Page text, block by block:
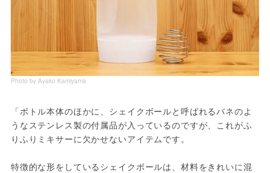
Photo by Ayako Kamiyama
「ボトル本体のほかに、シェイクボールと呼ばれるバネのよ
うなステンレス製の付属品が入っているのですが、これがふ
りふりミキサーに欠かせないアイテムです。
特徴的な形をしているシェイクボールは、材料をきれいに混